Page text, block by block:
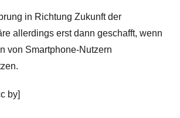
in Richtung Zukunft der
allerdings erst dann geschafft, wenn
von Smartphone-Nutzern
by]